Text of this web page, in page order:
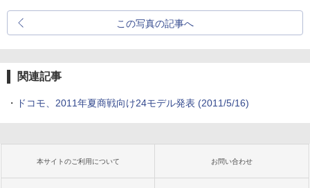
この写真の記事へ
関連記事
・ ドコモ、2011年夏商戦向け24モデル発表 (2011/5/16)
本サイトのご利用について お問い合わせ